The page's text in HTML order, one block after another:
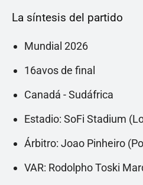
La síntesis del partido
Mundial 2026
16avos de final
Canadá - Sudáfrica
Estadio: SoFi Stadium
Árbitro: Joao Pinheiro
VAR: Rodolpho Toski